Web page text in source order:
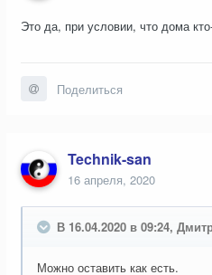
Это да, при условии, что дома
Поделиться
Technik-san
16 апреля, 2020
В 16.04.2020 в 09:24,
Можно оставить как есть.